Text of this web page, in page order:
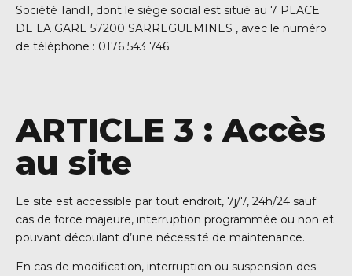
Société 1and1, dont le siège social est situé au 7 PLACE
DE LA GARE 57200 SARREGUEMINES , avec le numéro
de téléphone : 0176 543 746.
ARTICLE 3 : Accès
au site
Le site est accessible par tout endroit, 7j/7, 24h/24 sauf
cas de force majeure, interruption programmée ou non et
pouvant découlant d’une nécessité de maintenance.
En cas de modification, interruption ou suspension des